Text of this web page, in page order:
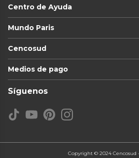
Centro de Ayuda
Mundo Paris
Cencosud
Medios de pago
Síguenos
Copyright © 2024 Cencosud